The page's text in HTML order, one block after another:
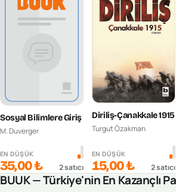
Sosyal Bilimlere Giriş
M. Duverger
EN DÜŞÜK
35,00 ₺ 2satıcı
Diriliş-Çanakkale 1915
Turgut Özakman
EN DÜŞÜK
15,00 ₺ 2satıcı
BUUK — Türkiye'nin En Kazançlı